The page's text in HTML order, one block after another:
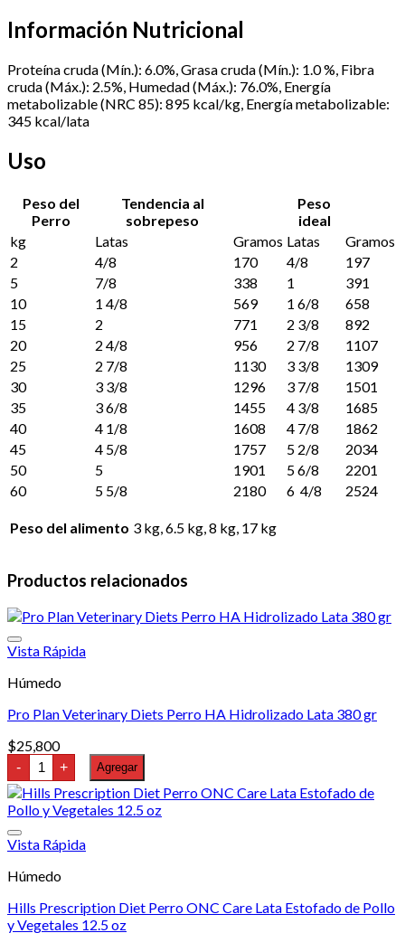
Información Nutricional
Proteína cruda (Mín.): 6.0%, Grasa cruda (Mín.): 1.0 %, Fibra
cruda (Máx.): 2.5%, Humedad (Máx.): 76.0%, Energía
metabolizable (NRC 85): 895 kcal/kg, Energía metabolizable:
345 kcal/lata
Uso
Peso del
Perro
Tendencia al
sobrepeso
Peso
ideal
kg
Latas Gramos Latas
Gramos
2
4/8 170 4/8
197
5
7/8 338 1
391
10
1 4/8 569 1 6/8
658
15
2 771 2 3/8
892
20
2 4/8 956 2 7/8
1107
25
2 7/8 1130 3 3/8
1309
30
3 3/8 1296 3 7/8
1501
35
3 6/8 1455 4 3/8
1685
40
4 1/8 1608 4 7/8
1862
45
4 5/8 1757 5 2/8
2034
50
5 1901 5 6/8
2201
60
5 5/8 2180 6 4/8 2524
Peso del alimento 3 kg, 6.5 kg, 8 kg, 17 kg
Productos relacionados
Vista Rápida
Húmedo
Pro Plan Veterinary Diets Perro HA Hidrolizado Lata 380 gr
$25,800
- Pro
Plan
Veterinary
Diets
Perro
Hidrolizado
380
cantidad
+ Agregar
Vista Rápida
Húmedo
Hills Prescription Diet Perro ONC Care Lata Estofado de Pollo
y Vegetales 12.5 oz